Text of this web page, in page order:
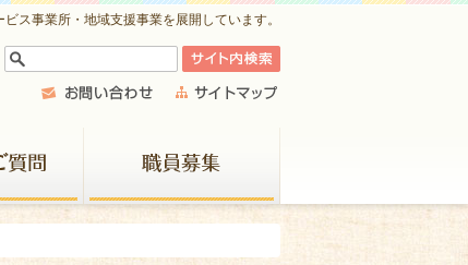
ス事業所・地域支援事業を展開しています。